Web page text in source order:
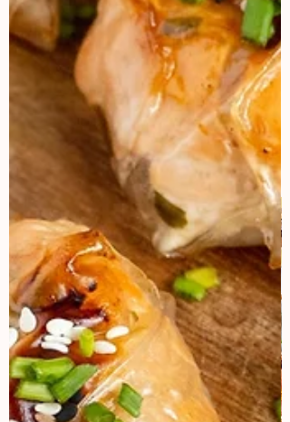
¿Cual es la sensación del momento?
¡Los vídeos! Aquí vas a aprender como
lograr que tus vídeos tengo miles de
Aparta tu lugar